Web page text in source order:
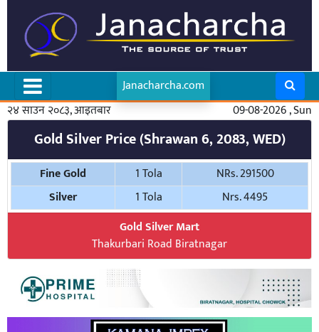
Janacharcha.com
२४ साउन २०८३, आइतबार
09-08-2026 , Sun
Gold Silver Price (Shrawan 6, 2083, WED)
Fine Gold 1 Tola
NRs. 291500
Silver
1 Tola
Nrs. 4495
Gold Silver Mart
Thakurbari Road Biratnagar